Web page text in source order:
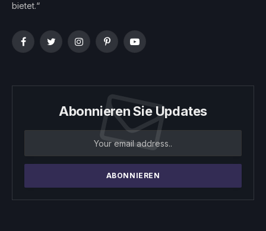
bietet.“
FacebookTwitterInstagramPinterestYouTube
Abonnieren Sie Updates